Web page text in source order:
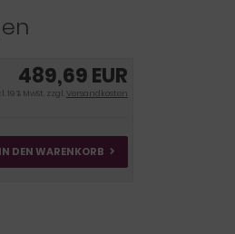
489,69 EUR
19 % MwSt. zzgl.Versandkosten
IN DEN WARENKORB